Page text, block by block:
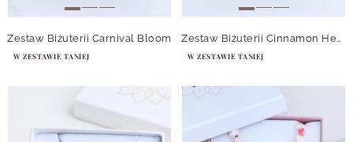
Zestaw Biżuterii Carnival Bloom
W ZESTAWIE TANIEJ
Zestaw Biżuterii Cinnamon Heart
W ZESTAWIE TANIEJ